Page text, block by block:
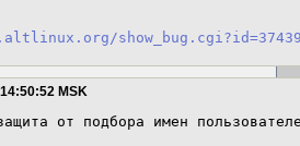
MSK
от подбора имен